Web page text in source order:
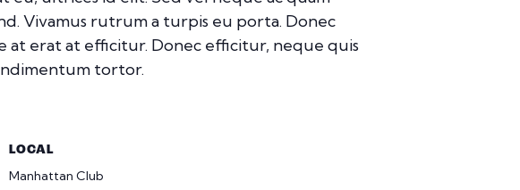
Vivamus rutrum a turpis eu porta. Donec
erat at efficitur. Donec efficitur, neque quis
tortor.
LOCAL
Manhattan Club